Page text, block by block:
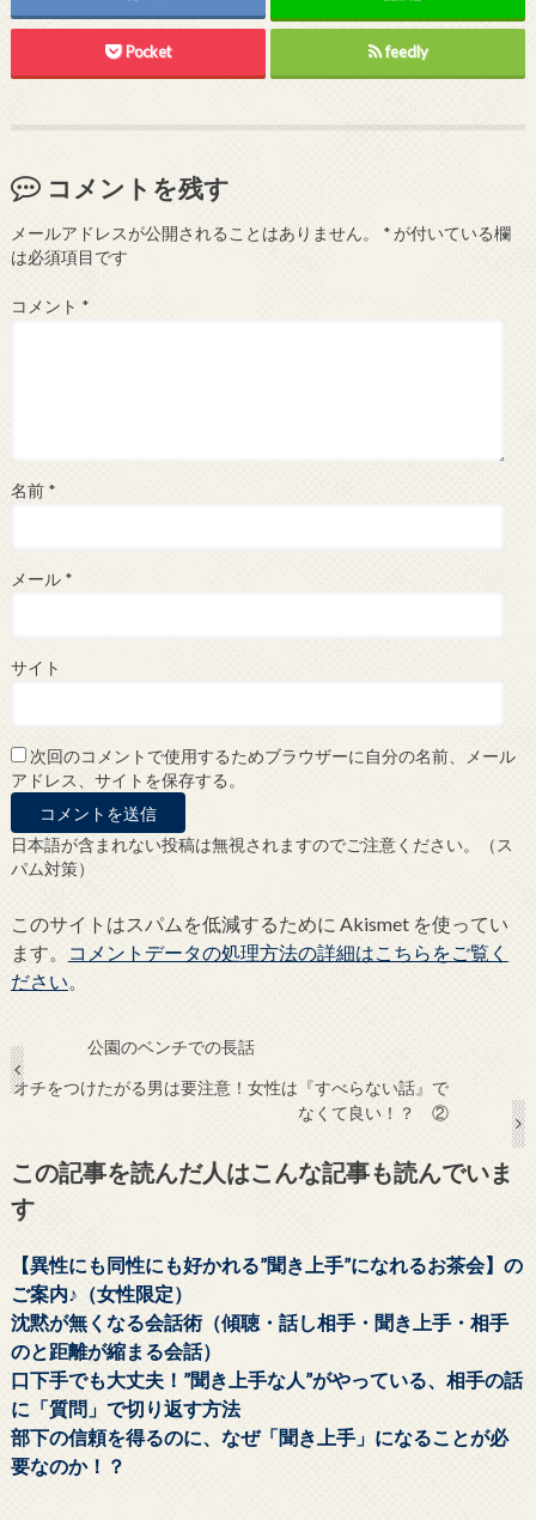
Pocket feedly
コメントを残す
メールアドレスが公開されることはありません。 *が付いている欄
は必須項目です
コメント *
名前 *
メール *
サイト
次回のコメントで使用するためブラウザーに自分の名前、メール
アドレス、サイトを保存する。
日本語が含まれない投稿は無視されますのでご注意ください。（ス
パム対策）
このサイトはスパムを低減するために Akismet を使ってい
ます。
コメントデータの処理方法の詳細はこちらをご覧く
ださい
公園のベンチでの長話
オチをつけたがる男は要注意！女性は『すべらない話』で
なくて良い！？ ②
この記事を読んだ人はこんな記事も読んでいま
す
【異性にも同性にも好かれる”聞き上手”になれるお茶会】の
ご案内♪（女性限定）
沈黙が無くなる会話術（傾聴・話し相手・聞き上手・相手
のと距離が縮まる会話）
口下手でも大丈夫！”聞き上手な人”がやっている、相手の話
に「質問」で切り返す方法
部下の信頼を得るのに、なぜ「聞き上手」になることが必
要なのか！？